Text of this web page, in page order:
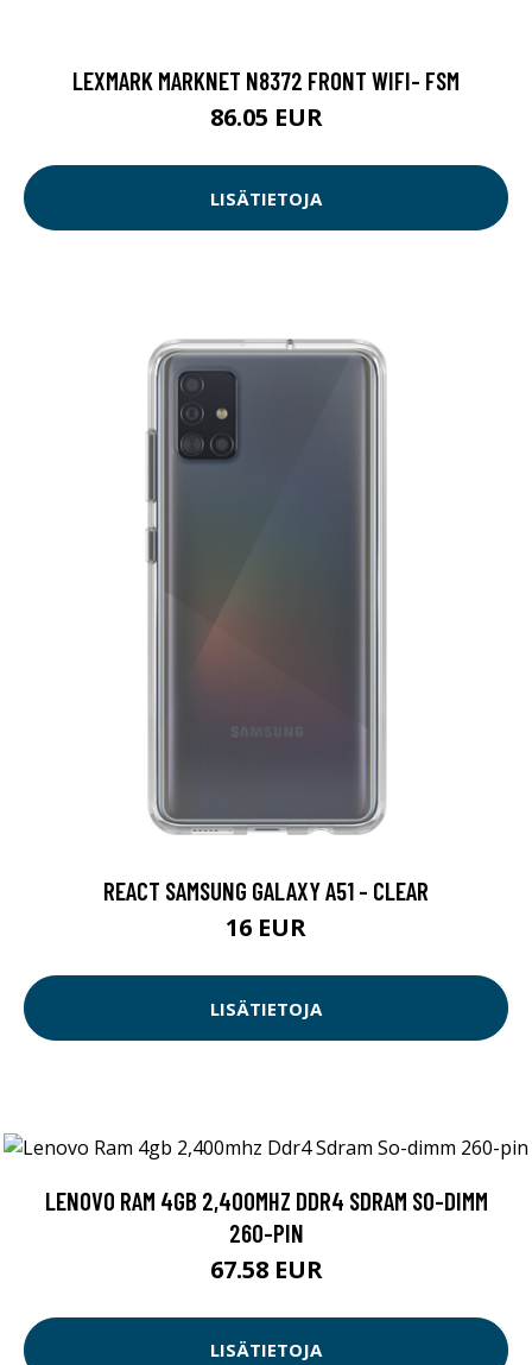
LEXMARK MARKNET N8372 FRONT WIFI- FSM
86.05 EUR
LISÄTIETOJA
REACT SAMSUNG GALAXY A51 - CLEAR
16 EUR
LISÄTIETOJA
LENOVO RAM 4GB 2,400MHZ DDR4 SDRAM SO-DIMM
260-PIN
67.58 EUR
LISÄTIETOJA